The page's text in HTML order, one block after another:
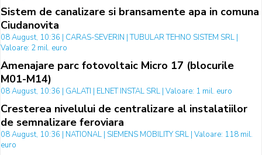
Sistem de canalizare si bransamente apa in comuna
Ciudanovita
08 August, 10:36 | CARAS-SEVERIN | TUBULAR TEHNO SISTEM SRL |
Valoare: 2 mil. euro
Amenajare parc fotovoltaic Micro 17 (blocurile
M01-M14)
08 August, 10:36 | GALATI | ELNET INSTAL SRL | Valoare: 1 mil. euro
Cresterea nivelului de centralizare al instalatiilor
de semnalizare feroviara
08 August, 10:36 | NATIONAL | SIEMENS MOBILITY SRL | Valoare: 118 mil.
euro